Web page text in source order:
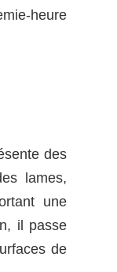
heure
des
lames,
une
il passe
de